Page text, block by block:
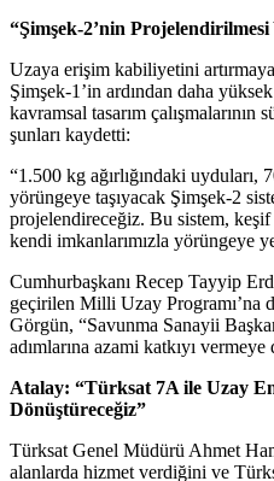
“Şimşek-2’nin
Uzaya erişim kabiliyetini
Şimşek-1’in ardından daha
kavramsal tasarım çalışmalarının
şunları kaydetti:
“1.500 kg ağırlığındaki uyduları,
yörüngeye taşıyacak Şimşek-2
projelendireceğiz. Bu sistem, keşif
kendi imkanlarımızla yörüngeye
Cumhurbaşkanı Recep Tayyip
geçirilen Milli Uzay Programı’na
Görgün, “Savunma Sanayii
adımlarına azami katkıyı
Atalay: “Türksat 7A ile Uzay
Dönüştüreceğiz”
Türksat Genel Müdürü Ahmet
alanlarda hizmet verdiğini ve